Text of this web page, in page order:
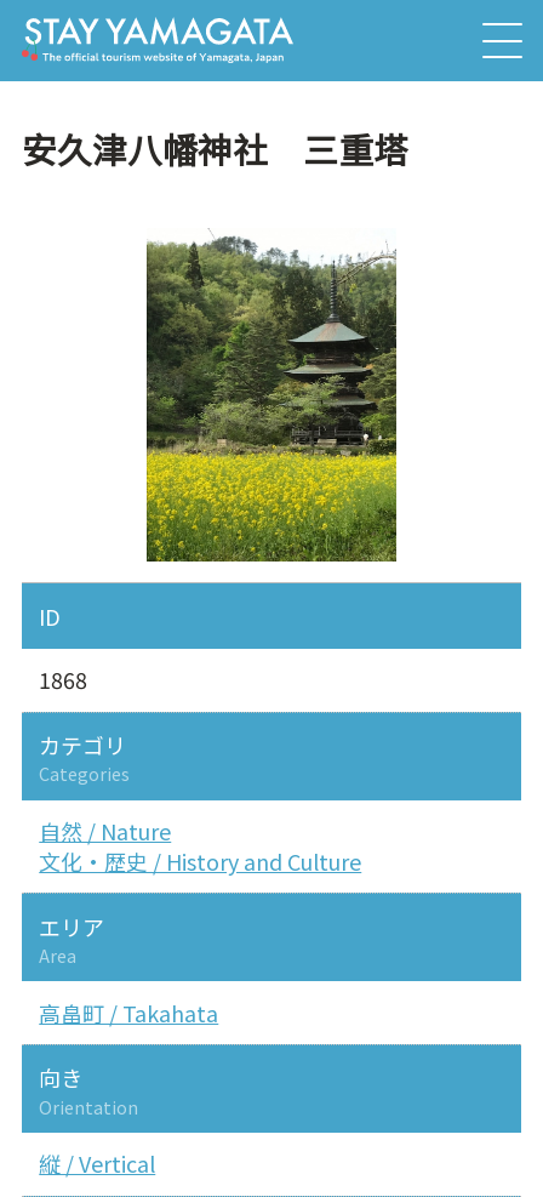
安久津八幡神社 三重塔
ID
1868
カテゴリ
Categories
自然 / Nature
文化・歴史 / History and Culture
エリア
Area
高畠町 / Takahata
向き
Orientation
縦 / Vertical